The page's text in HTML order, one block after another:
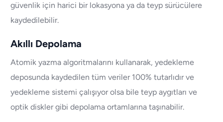
güvenlik için harici bir lokasyona ya da teyp sürücülere
kaydedilebilir.
Akıllı Depolama
Atomik yazma algoritmalarını kullanarak, yedekleme
deposunda kaydedilen tüm veriler 100% tutarlıdır ve
yedekleme sistemi çalışıyor olsa bile teyp aygıtları ve
optik diskler gibi depolama ortamlarına taşınabilir.